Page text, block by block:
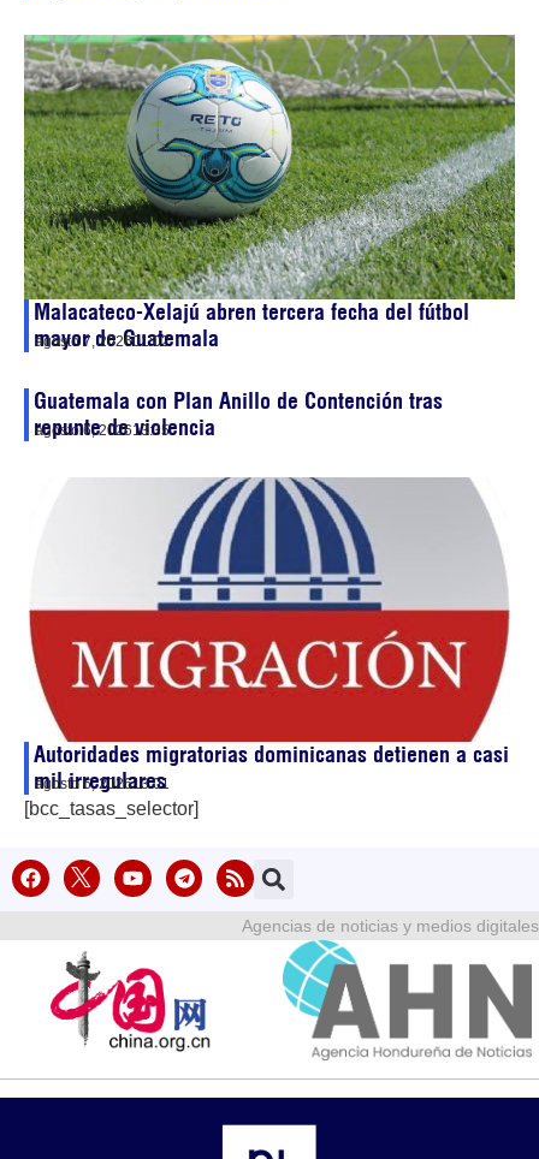
Malacateco-Xelajú abren tercera fecha del fútbol
mayor de Guatemala
agosto 7, 202601:02
Guatemala con Plan Anillo de Contención tras
repunte de violencia
agosto 6, 202613:35
Autoridades migratorias dominicanas detienen a casi
mil irregulares
agosto 6, 202613:01
[bcc_tasas_selector]
Agencias de noticias y medios digitales